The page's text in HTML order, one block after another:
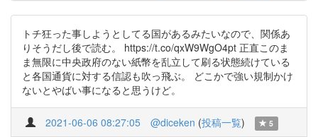
トチ狂った事しようとしてる国があるみたいなので、関係あ
りそうだし後で読む。 https://t.co/qxW9WgO4pt 正直このま
ま無限に中央政府のない紙幣を乱立して刷る状態続けている
と各国通貨に対する信認も吹っ飛ぶ。 どこかで強い規制かけ
ないとやばい事になると思うけど。
2021-06-06 08:27:05 @diceken (投稿一覧) 5